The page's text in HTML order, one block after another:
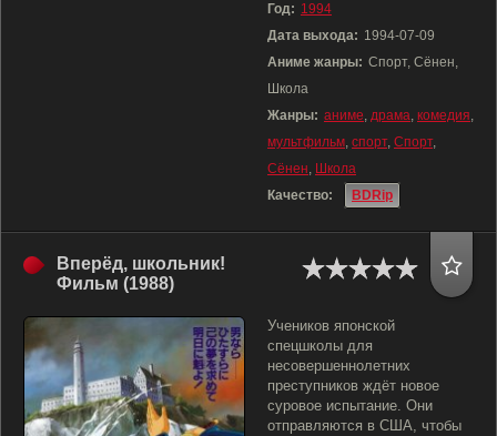
Год: 1994
Дата выхода: 1994-07-09
Аниме жанры: Спорт, Сёнен,
Школа
Жанры: аниме, драма, комедия,
мультфильм, спорт, Спорт,
Сёнен, Школа
Качество:
BDRip
Вперёд, школьник!
Фильм (1988)
Учеников японской
спецшколы для
несовершеннолетних
преступников ждёт новое
суровое испытание. Они
отправляются в США, чтобы